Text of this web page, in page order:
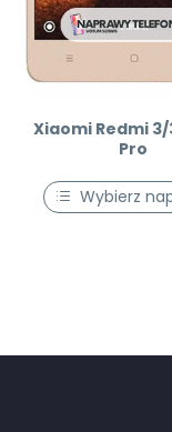
Xiaomi Redmi
Pro
Wybierz